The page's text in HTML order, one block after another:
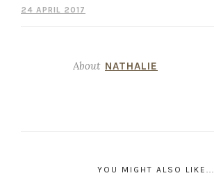
24 APRIL 2017
About NATHALIE
YOU MIGHT ALSO LIKE...